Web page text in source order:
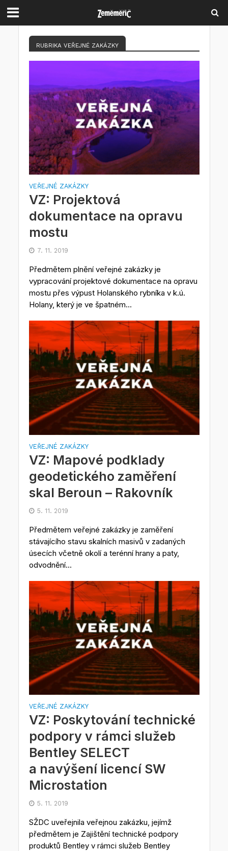
RUBRIKA VEŘEJNÉ ZAKÁZKY
VEŘEJNÉ ZAKÁZKY
VZ: Projektová
dokumentace na opravu
mostu
7. 11. 2019
Předmětem plnění veřejné zakázky je
vypracování projektové dokumentace na opravu
mostu přes výpust Holanského rybníka v k.ú.
Holany, který je ve špatném...
VEŘEJNÉ ZAKÁZKY
VZ: Mapové podklady
geodetického zaměření
skal Beroun – Rakovník
5. 11. 2019
Předmětem veřejné zakázky je zaměření
stávajícího stavu skalních masivů v zadaných
úsecích včetně okolí a terénní hrany a paty,
odvodnění...
VEŘEJNÉ ZAKÁZKY
VZ: Poskytování technické
podpory v rámci služeb
Bentley SELECT
a navýšení licencí SW
Microstation
5. 11. 2019
SŽDC uveřejnila veřejnou zakázku, jejímž
předmětem je Zajištění technické podpory
produktů Bentley v rámci služeb Bentley